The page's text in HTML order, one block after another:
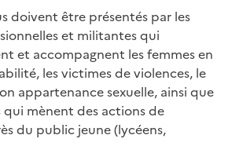
doivent être présentés par les
et militantes qui
et accompagnent les femmes en
les victimes de violences, le
appartenance sexuelle, ainsi que
qui mènent des actions de
du public jeune (lycéens,